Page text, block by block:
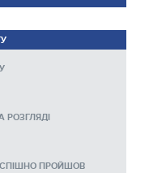
РОЗГЛЯДІ
ПРОЙШОВ